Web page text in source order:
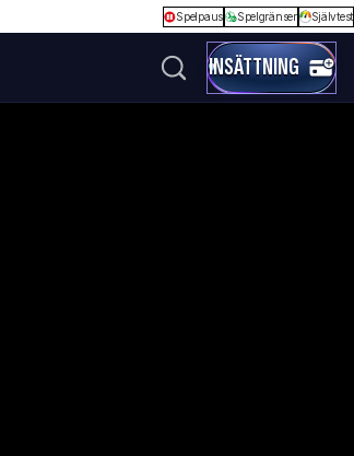
Spelpaus Spelgränser Självtest
INSÄTTNING